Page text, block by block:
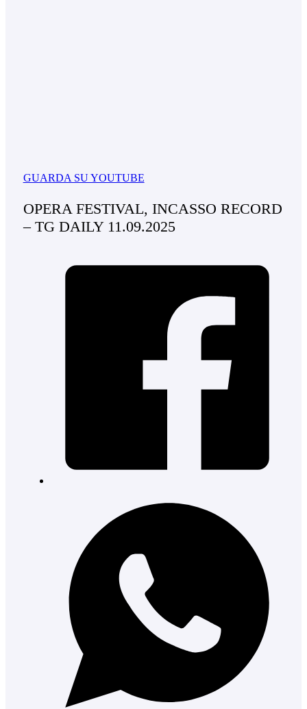
GUARDA SU YOUTUBE
OPERA FESTIVAL, INCASSO RECORD
– TG DAILY 11.09.2025